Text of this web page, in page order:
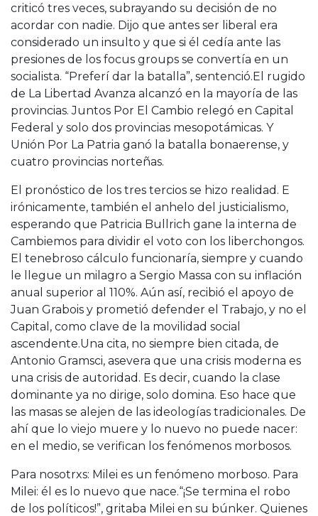
criticó tres veces, subrayando su decisión de no
acordar con nadie. Dijo que antes ser liberal era
considerado un insulto y que si él cedía ante las
presiones de los focus groups se convertía en un
socialista. “Preferí dar la batalla”, sentenció.El rugido
de La Libertad Avanza alcanzó en la mayoría de las
provincias. Juntos Por El Cambio relegó en Capital
Federal y solo dos provincias mesopotámicas. Y
Unión Por La Patria ganó la batalla bonaerense, y
cuatro provincias norteñas.
El pronóstico de los tres tercios se hizo realidad. E
irónicamente, también el anhelo del justicialismo,
esperando que Patricia Bullrich gane la interna de
Cambiemos para dividir el voto con los liberchongos.
El tenebroso cálculo funcionaría, siempre y cuando
le llegue un milagro a Sergio Massa con su inflación
anual superior al 110%. Aún así, recibió el apoyo de
Juan Grabois y prometió defender el Trabajo, y no el
Capital, como clave de la movilidad social
ascendente.Una cita, no siempre bien citada, de
Antonio Gramsci, asevera que una crisis moderna es
una crisis de autoridad. Es decir, cuando la clase
dominante ya no dirige, solo domina. Eso hace que
las masas se alejen de las ideologías tradicionales. De
ahí que lo viejo muere y lo nuevo no puede nacer:
en el medio, se verifican los fenómenos morbosos.
Para nosotrxs: Milei es un fenómeno morboso. Para
Milei: él es lo nuevo que nace.“¡Se termina el robo
de los políticos!”, gritaba Milei en su búnker. Quienes